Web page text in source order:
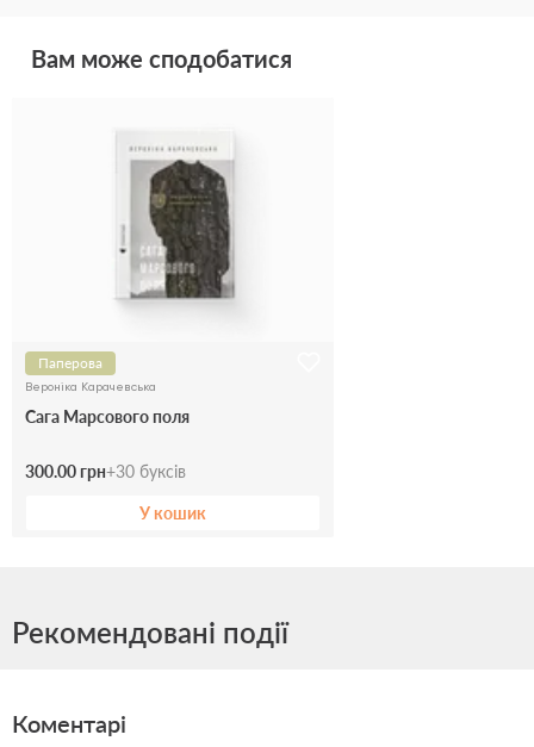
Вам може сподобатися
Паперова
Вероніка Карачевська
Сага Марсового поля
300.00 грн+30 буксів
У кошик
Рекомендовані події
Коментарі